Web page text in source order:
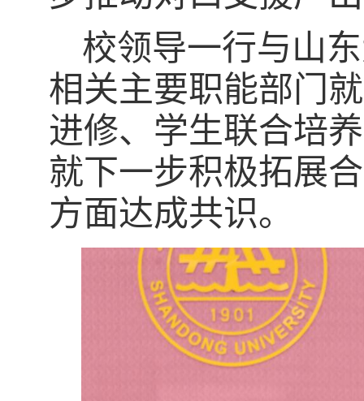
校领导一行与山
相关主要职能部门
进修、 学生联合培
就下一步积极拓展
方面达成共识。